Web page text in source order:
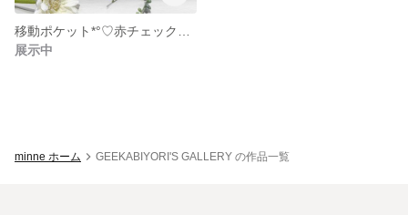
展示中
minne ホーム GEEKABIYORI'S GALLERY の作品一覧